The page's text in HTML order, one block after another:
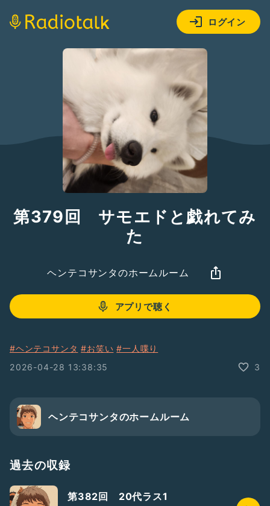
ログイン
第379回 サモエドと戯れてみ
た
ヘンテコサンタのホームルーム
アプリで聴く
#ヘンテコサンタ #お笑い #一人喋り
2026-04-28 13:38:35
3
ヘンテコサンタのホームルーム
過去の収録
第382回 20代ラス1